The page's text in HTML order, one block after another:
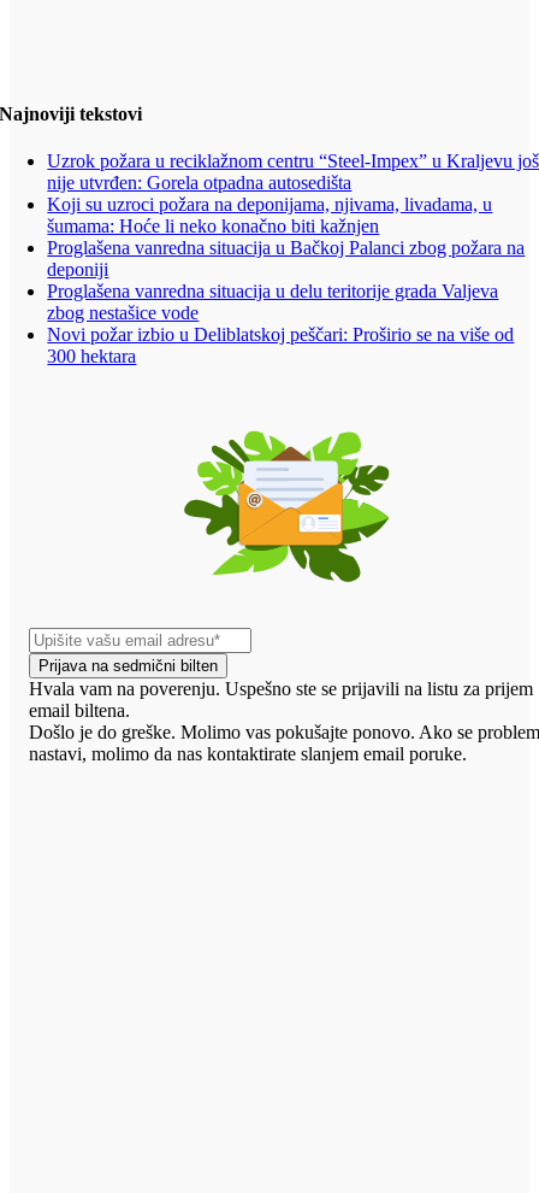
Najnoviji tekstovi
Uzrok požara u reciklažnom centru “Steel-Impex” u Kraljevu još
nije utvrđen: Gorela otpadna autosedišta
Koji su uzroci požara na deponijama, njivama, livadama, u
šumama: Hoće li neko konačno biti kažnjen
Proglašena vanredna situacija u Bačkoj Palanci zbog požara na
deponiji
Proglašena vanredna situacija u delu teritorije grada Valjeva
zbog nestašice vode
Novi požar izbio u Deliblatskoj peščari: Proširio se na više od
300 hektara
Prijava na sedmični bilten
Hvala vam na poverenju. Uspešno ste se prijavili na listu za prijem
email biltena.
Došlo je do greške. Molimo vas pokušajte ponovo. Ako se
nastavi, molimo da nas kontaktirate slanjem email poruke.